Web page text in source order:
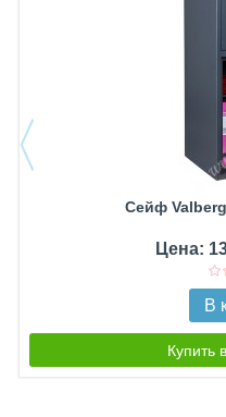
Сейф
Цена:
В
Купить